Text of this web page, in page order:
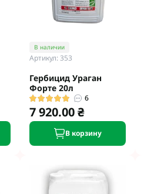
В наличии
Артикул: 353
Гербицид Ураган
Форте 20л
6
7 920.00 ₴
В корзину